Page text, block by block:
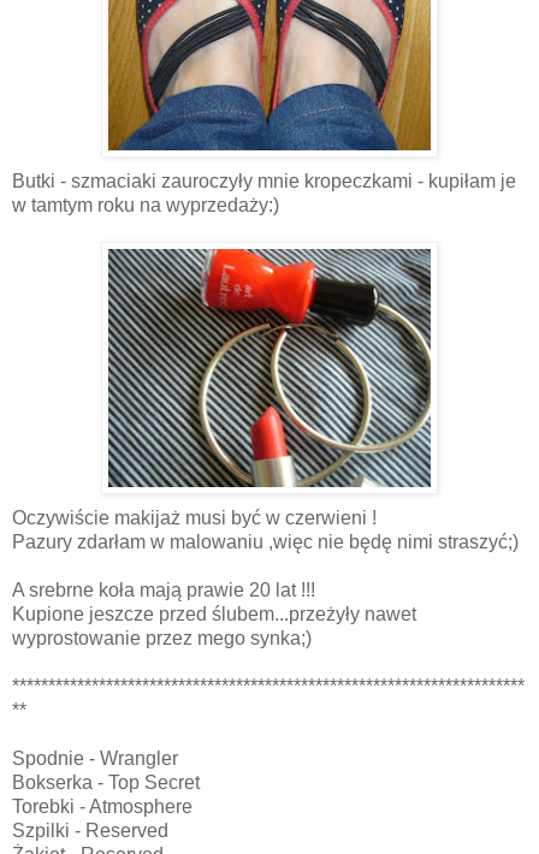
Butki - szmaciaki zauroczyły mnie kropeczkami - kupiłam je
w tamtym roku na wyprzedaży:)
Oczywiście makijaż musi być w czerwieni !
Pazury zdarłam w malowaniu ,więc nie będę nimi straszyć;)
A srebrne koła mają prawie 20 lat !!!
Kupione jeszcze przed ślubem...przeżyły nawet
wyprostowanie przez mego synka;)
***********************************************************************
**
Spodnie - Wrangler
Bokserka - Top Secret
Torebki - Atmosphere
Szpilki - Reserved